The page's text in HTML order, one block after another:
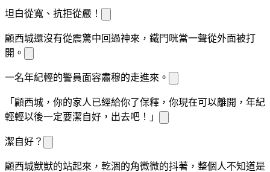
坦白從寬、抗拒從嚴！
顧西城還沒有從震驚中回過神來，鐵門咣當一聲從外面被打
開。
一名年紀輕的警員面容肅穆的走進來。
「顧西城，你的家人已經給你了保釋，你現在可以離開，年紀
輕輕以後一定要潔自好，出去吧！」
潔自好？
顧西城獃獃的站起來，乾涸的角微微的抖著，整個人不知道是